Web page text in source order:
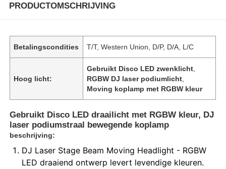
PRODUCTOMSCHRIJVING
Betalingscondities T/T, Western Union, D/P, D/A, L/C
Hoog licht:
Gebruikt Disco LED zwenklicht
RGBW DJ laser podiumlicht
Moving koplamp met RGBW kleur
Gebruikt Disco LED draailicht met RGBW kleur, DJ
laser podiumstraal bewegende koplamp
beschrijving:
DJ Laser Stage Beam Moving Headlight - RGBW
LED draaiend ontwerp levert levendige kleuren.